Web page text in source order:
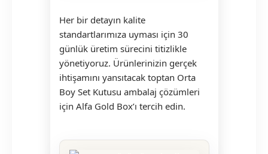
Her bir detayın kalite
standartlarımıza uyması için 30
günlük üretim sürecini titizlikle
yönetiyoruz. Ürünlerinizin gerçek
ihtişamını yansıtacak toptan Orta
Boy Set Kutusu ambalaj çözümleri
için Alfa Gold Box’ı tercih edin.